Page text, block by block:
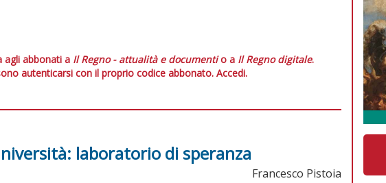
agli abbonati a Il Regno - attualità e documentio a Il Regno digitale.
autenticarsi con il proprio codice abbonato. Accedi.
laboratorio di speranza
Francesco Pistoia